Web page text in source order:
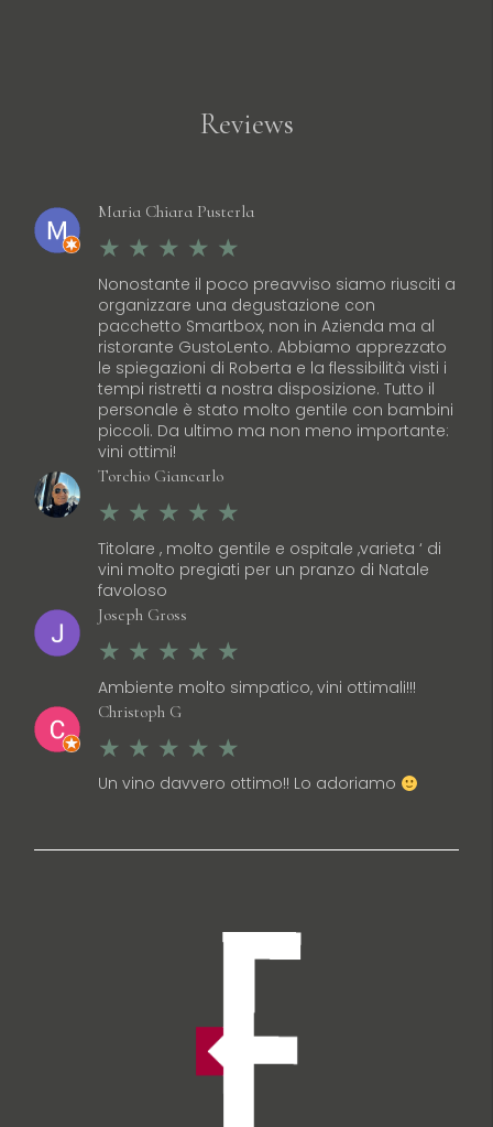
Reviews
Maria Chiara Pusterla
Nonostante il poco preavviso siamo riusciti a
organizzare una degustazione con
pacchetto Smartbox, non in Azienda ma al
ristorante GustoLento. Abbiamo apprezzato
le spiegazioni di Roberta e la flessibilità visti i
tempi ristretti a nostra disposizione. Tutto il
personale è stato molto gentile con bambini
piccoli. Da ultimo ma non meno importante:
vini ottimi!
Torchio Giancarlo
Titolare , molto gentile e ospitale ,varieta ‘ di
vini molto pregiati per un pranzo di Natale
favoloso
Joseph Gross
Ambiente molto simpatico, vini ottimali!!!
Christoph G
Un vino davvero ottimo!! Lo adoriamo